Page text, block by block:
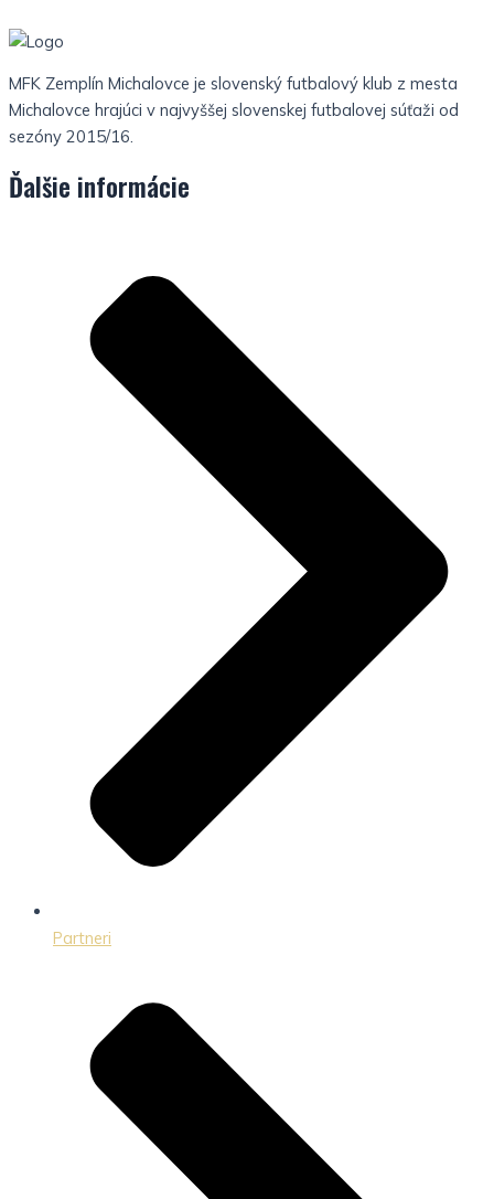
MFK Zemplín Michalovce je slovenský futbalový klub z mesta
Michalovce hrajúci v najvyššej slovenskej futbalovej súťaži od
sezóny 2015/16.
Ďalšie informácie
Partneri